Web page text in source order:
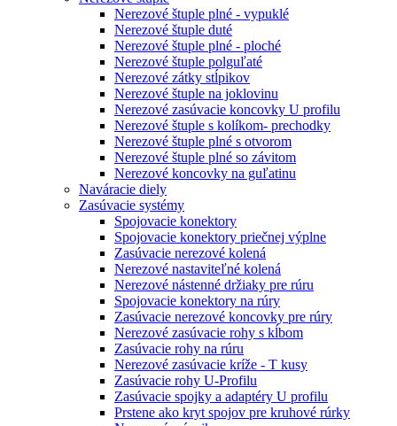
Nerezové štuple plné - vypuklé
Nerezové štuple duté
Nerezové štuple plné - ploché
Nerezové štuple polguľaté
Nerezové zátky stĺpikov
Nerezové štuple na joklovinu
Nerezové zasúvacie koncovky U profilu
Nerezové štuple s kolíkom- prechodky
Nerezové štuple plné s otvorom
Nerezové štuple plné so závitom
Nerezové koncovky na guľatinu
Naváracie diely
Zasúvacie systémy
Spojovacie konektory
Spojovacie konektory priečnej výplne
Zasúvacie nerezové kolená
Nerezové nastaviteľné kolená
Nerezové nástenné držiaky pre rúru
Spojovacie konektory na rúry
Zasúvacie nerezové koncovky pre rúry
Nerezové zasúvacie rohy s kĺbom
Zasúvacie rohy na rúru
Nerezové zasúvacie kríže - T kusy
Zasúvacie rohy U-Profilu
Zasúvacie spojky a adaptéry U profilu
Prstene ako kryt spojov pre kruhové rúrky